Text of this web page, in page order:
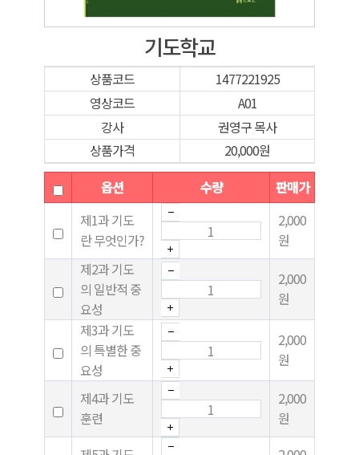
기도학교
상품코드
1477221925
영상코드
A01
강사
권영구 목사
상품가격
20,000원
옵션
수량
판매가
제1과 기도
란 무엇인가?
2,000
원
제2과 기도
의 일반적 중
요성
2,000
원
제3과 기도
의 특별한 중
요성
2,000
원
제4과 기도
훈련
2,000
원